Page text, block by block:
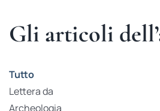
Gli articoli
Tutto
Lettera da
Archeologia